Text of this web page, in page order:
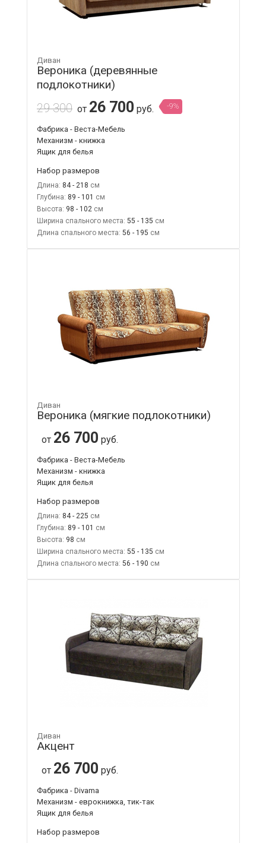
Диван
Вероника (деревянные
подлокотники)
29 300 от 26 700 руб. -9%
Фабрика - Веста-Мебель
Механизм - книжка
Ящик для белья
Набор размеров
Длина: 84 - 218
Глубина: 89 - 101
Высота: 98 - 102
Ширина спального места: 55 - 135
Длина спального места: 56 - 195
Диван
Вероника (мягкие подлокотники)
от 26 700 руб.
Фабрика - Веста-Мебель
Механизм - книжка
Ящик для белья
Набор размеров
Длина: 84 - 225
Глубина: 89 - 101
Высота: 98
Ширина спального места: 55 - 135
Длина спального места: 56 - 190
Диван
Акцент
от 26 700 руб.
Фабрика - Divama
Механизм - еврокнижка, тик-так
Ящик для белья
Набор размеров